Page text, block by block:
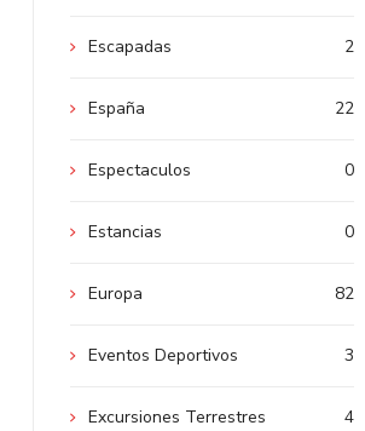
2
Escapadas
22
España
0
Espectaculos
0
Estancias
82
Europa
3
Eventos Deportivos
4
Excursiones Terrestres